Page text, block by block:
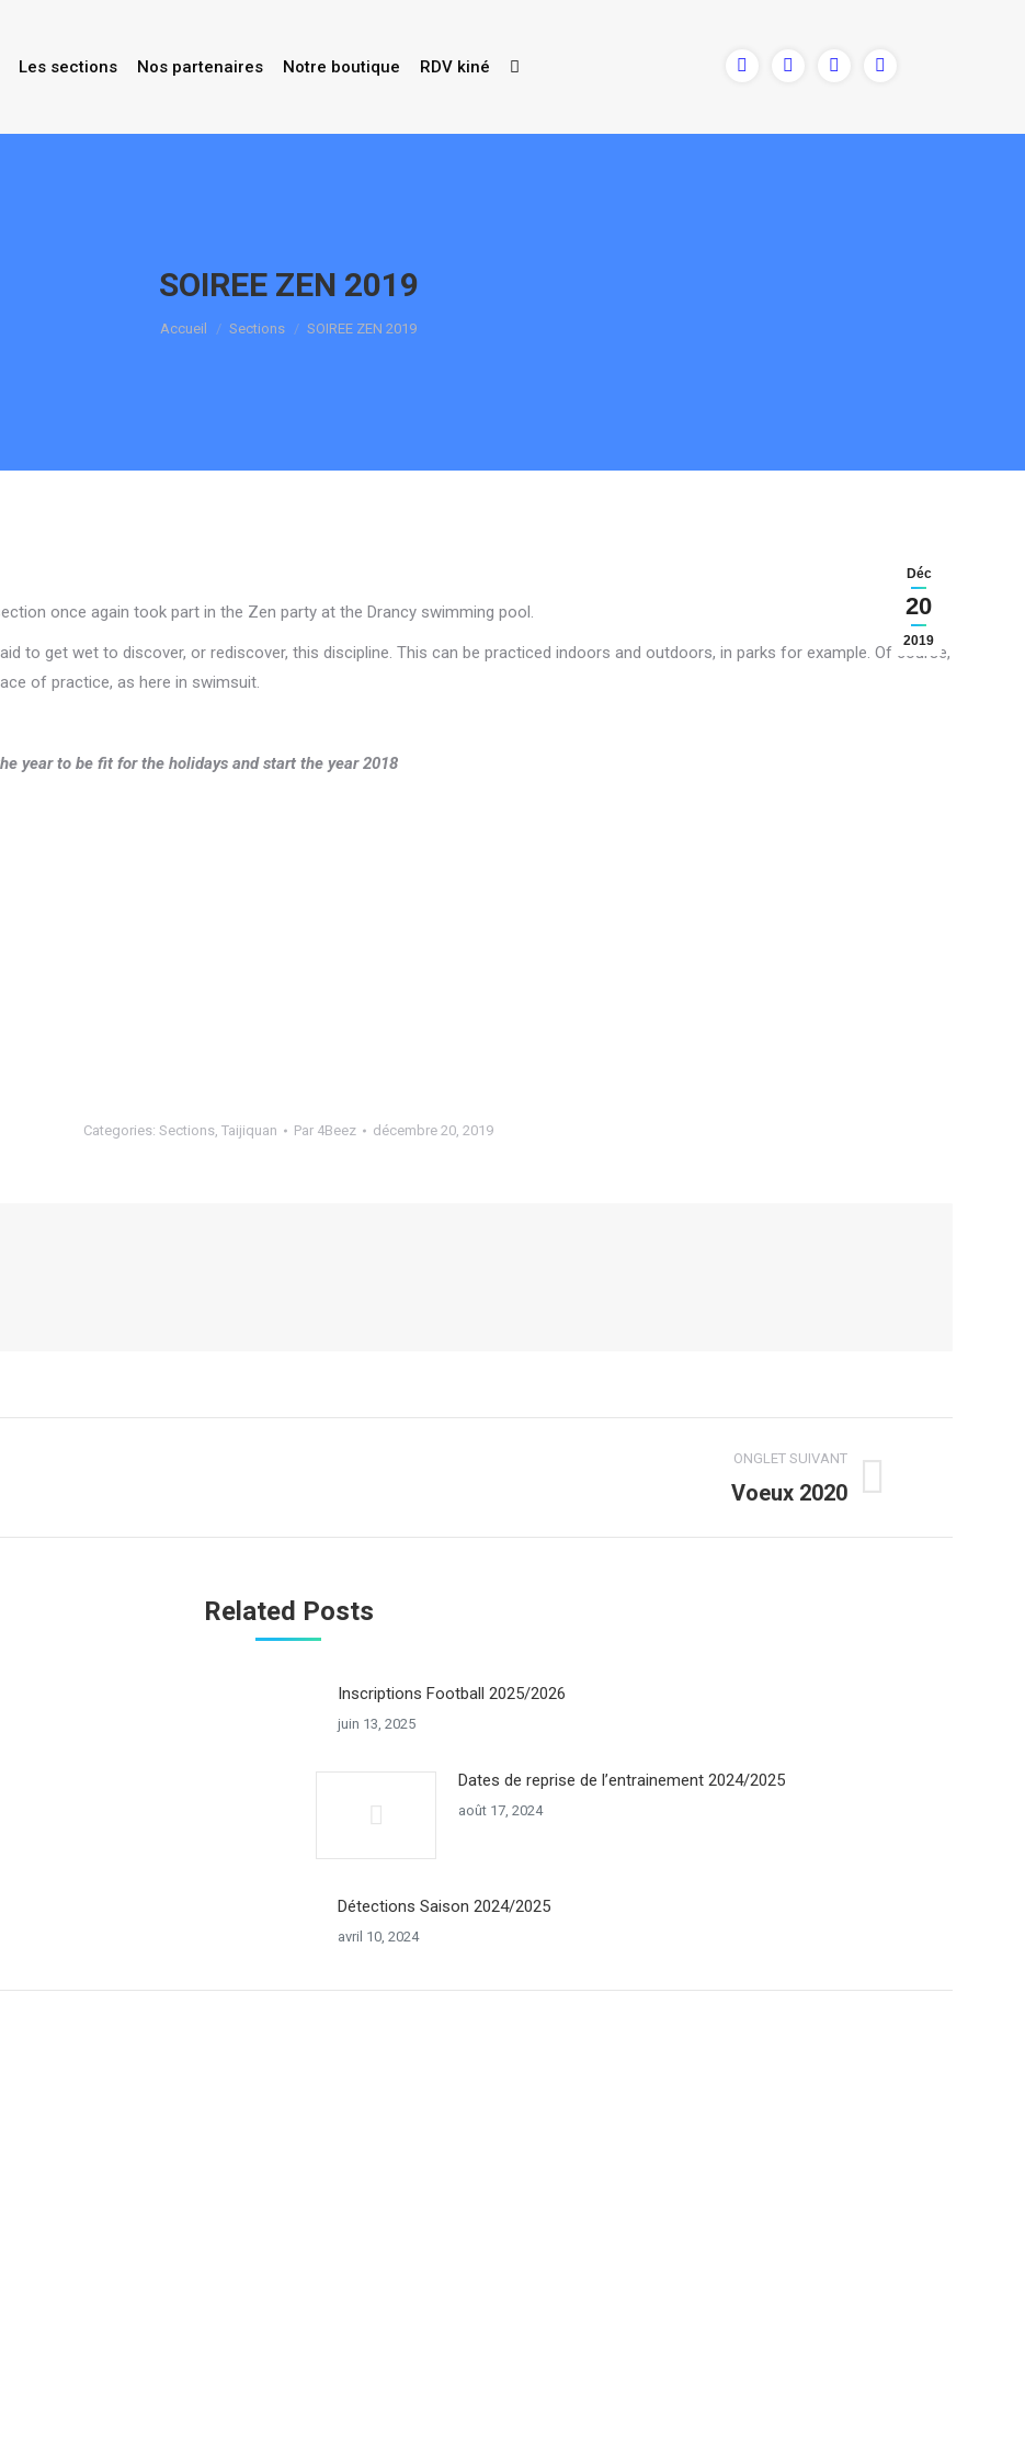
Les sections Nos partenaires Notre boutique RDV kiné
SOIREE ZEN 2019
Vous êtes ici :
Accueil Sections SOIREE ZEN 2019
Déc
20
2019
once again took part in the Zen party at the Drancy swimming pool.
to get wet to discover, or rediscover, this discipline. This can be practiced indoors and outdoors, in parks for example. Of course,
of practice, as here in swimsuit.
year to be fit for the holidays and start the year 2018
Categories: Sections, Taijiquan Par 4Beez décembre 20, 2019
ONGLET SUIVANT
Voeux 2020
Related Posts
Inscriptions Football 2025/2026
juin 13, 2025
Dates de reprise de l’entrainement 2024/2025
août 17, 2024
Détections Saison 2024/2025
avril 10, 2024